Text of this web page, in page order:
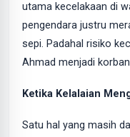
utama kecelakaan di
pengendara justru
sepi. Padahal risiko
Ahmad menjadi
Ketika Kelalaian
Satu hal yang masih